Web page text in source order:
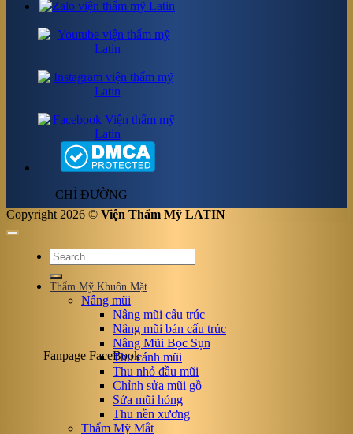
CHỈ ĐƯỜNG
Fanpage FaceBook
Copyright 2026 © Viện Thẩm Mỹ LATIN
Thẩm Mỹ Khuôn Mặt
Nâng mũi
Nâng mũi cấu trúc
Nâng mũi bán cấu trúc
Nâng Mũi Bọc Sụn
Thu cánh mũi
Thu nhỏ đầu mũi
Chỉnh sửa mũi gồ
Sửa mũi hỏng
Thu nền xương
Thẩm Mỹ Mắt